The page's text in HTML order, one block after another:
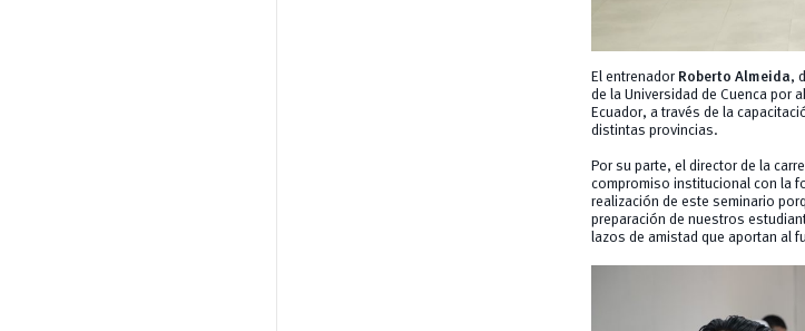
El entrenador Roberto Almeida,
de la Universidad de Cuenca por
Ecuador, a través de la
distintas provincias.
Por su parte, el director de la
compromiso institucional con la
realización de este seminario
preparación de nuestros
lazos de amistad que aportan al